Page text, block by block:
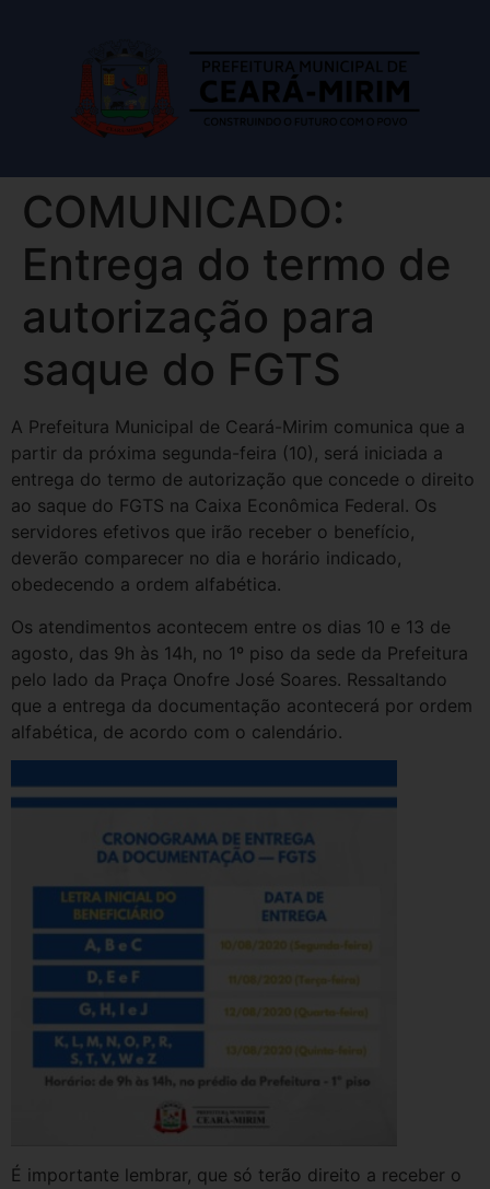
COMUNICADO:
Entrega do termo de
autorização para
saque do FGTS
A Prefeitura Municipal de Ceará-Mirim comunica que a
partir da próxima segunda-feira (10), será iniciada a
entrega do termo de autorização que concede o direito
ao saque do FGTS na Caixa Econômica Federal. Os
servidores efetivos que irão receber o benefício,
deverão comparecer no dia e horário indicado,
obedecendo a ordem alfabética.
Os atendimentos acontecem entre os dias 10 e 13 de
agosto, das 9h às 14h, no 1º piso da sede da Prefeitura
pelo lado da Praça Onofre José Soares. Ressaltando
que a entrega da documentação acontecerá por ordem
alfabética, de acordo com o calendário.
É importante lembrar, que só terão direito a receber o